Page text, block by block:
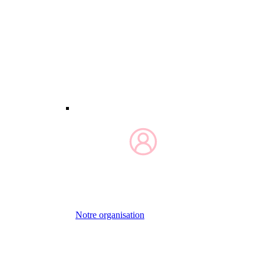
Notre organisation